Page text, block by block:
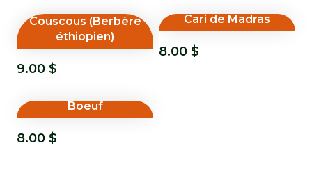
Couscous (Berbère
éthiopien)
9.00 $
Cari de Madras
8.00 $
Boeuf
8.00 $